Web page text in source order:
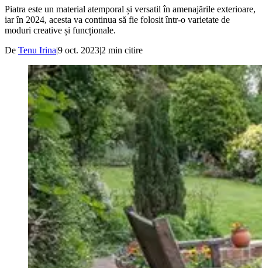
Piatra este un material atemporal și versatil în amenajările exterioare,
iar în 2024, acesta va continua să fie folosit într-o varietate de
moduri creative și funcționale.
De Tenu Irina|9 oct. 2023|2 min citire